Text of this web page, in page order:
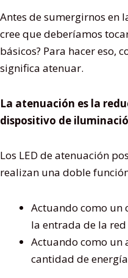
Antes de sumergirnos en
cree que deberíamos
básicos? Para hacer eso,
significa atenuar.
La atenuación es la
dispositivo de
Los LED de atenuación
realizan una doble
Actuando como
la entrada de la
Actuando como
cantidad de